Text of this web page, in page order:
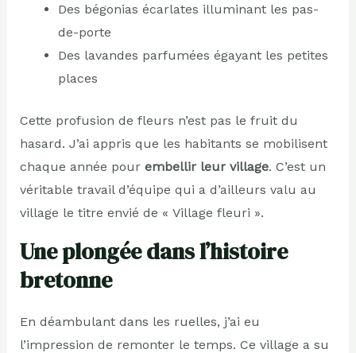
Des bégonias écarlates illuminant les pas-
de-porte
Des lavandes parfumées égayant les petites
places
Cette profusion de fleurs n’est pas le fruit du
hasard. J’ai appris que les habitants se mobilisent
chaque année pour embellir leur village. C’est un
véritable travail d’équipe qui a d’ailleurs valu au
village le titre envié de « Village fleuri ».
Une plongée dans l’histoire
bretonne
En déambulant dans les ruelles, j’ai eu
l’impression de remonter le temps. Ce village a su